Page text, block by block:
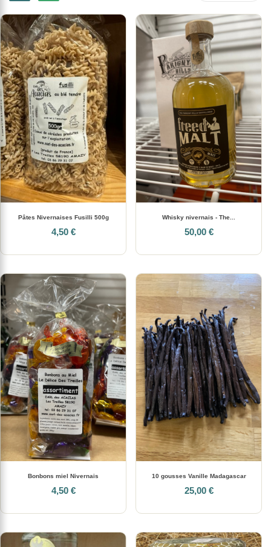
Pâtes Nivernaises Fusilli 500g
4,50 €
Whisky nivernais - The...
50,00 €
Bonbons miel Nivernais
4,50 €
10 gousses Vanille Madagascar
25,00 €